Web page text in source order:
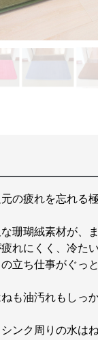
の疲れを忘れる
珊瑚絨素材が、
れにくく、冷た
立ち仕事がぐっ
も油汚れもしっ
ンク周りの水は